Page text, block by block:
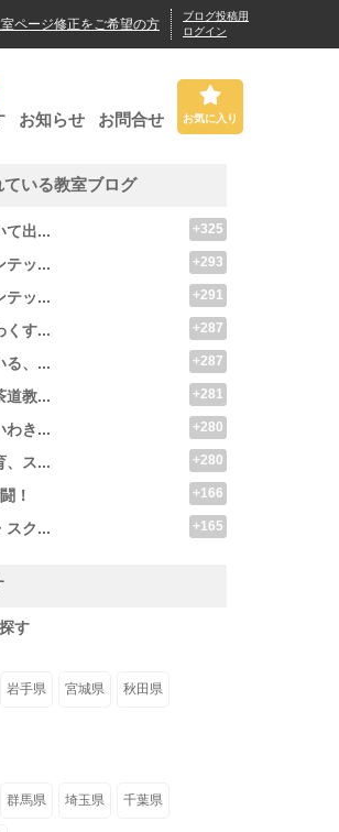
ページ修正をご希望の方
ブログ投稿用
ログイン
お知らせ お問合せ お気に入り
ている教室ブログ
て出... +325
テッ... +293
テッ... +291
くす... +287
る、... +287
道教... +281
き... +280
、ス... +280
！ +166
スク... +165
す
岩手県 宮城県 秋田県
群馬県 埼玉県 千葉県